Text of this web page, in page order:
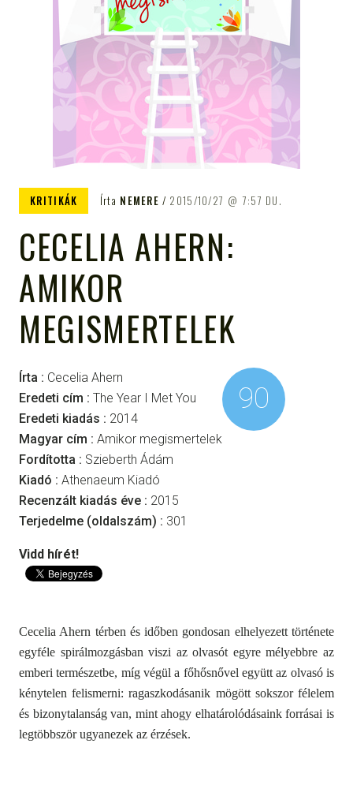
KRITIKÁK Írta NEMERE 2015/10/27 7:57 DU.
CECELIA AHERN:
AMIKOR
MEGISMERTELEK
Írta : Cecelia Ahern
Eredeti cím : The Year I Met You
Eredeti kiadás : 2014
Magyar cím : Amikor megismertelek
Fordította : Szieberth Ádám
Kiadó : Athenaeum Kiadó
Recenzált kiadás éve : 2015
Terjedelme (oldalszám) : 301
90
Vidd hírét!
Cecelia Ahern térben és időben gondosan elhelyezett története
egyféle spirálmozgásban viszi az olvasót egyre mélyebbre az
emberi természetbe, míg végül a főhősnővel együtt az olvasó is
kénytelen felismerni: ragaszkodásanik mögött sokszor félelem
és bizonytalanság van, mint ahogy elhatárolódásaink forrásai is
legtöbbször ugyanezek az érzések.